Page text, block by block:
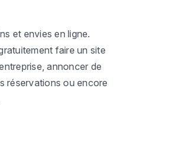
et envies en ligne.
faire un site
annoncer de
réservations ou encore